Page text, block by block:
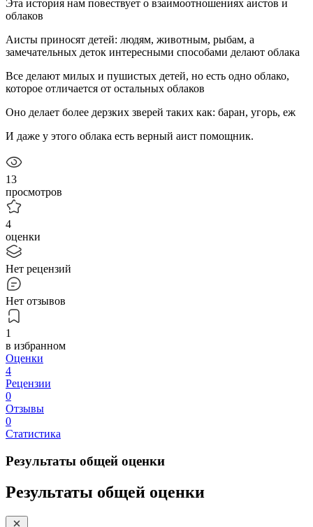
Эта история нам повествует о взаимоотношениях аистов и
облаков
Аисты приносят детей: людям, животным, рыбам, а
замечательных деток интересными способами делают облака
Все делают милых и пушистых детей, но есть одно облако,
которое отличается от остальных облаков
Оно делает более дерзких зверей таких как: баран, угорь, еж
И даже у этого облака есть верный аист помощник.
13
просмотров
4
оценки
Нет рецензий
Нет отзывов
1
в избранном
Оценки
4
Рецензии
0
Отзывы
0
Статистика
Результаты общей оценки
Результаты общей оценки